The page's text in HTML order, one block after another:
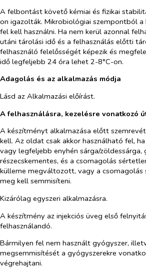
A felbontást követő kémiai és fizikai
on igazolták. Mikrobiológiai szempontból
fel kell használni. Ha nem kerül azonnal
utáni tárolási idő és a felhasználás előtti
felhasználó felelősségét képezik és
idő legfeljebb 24 óra lehet 2-8°C-on.
Adagolás és az alkalmazás módja
Lásd az Alkalmazási előírást.
A felhasználásra, kezelésre vonatkozó
A készítményt alkalmazása előtt
kell. Az oldat csak akkor használható fel,
vagy legfeljebb enyhén sárga/zöldessárga,
részecskementes, és a csomagolás
külleme megváltozott, vagy a csomagolás
meg kell semmisíteni.
Kizárólag egyszeri alkalmazásra.
A készítmény az injekciós üveg első
felhasználandó.
Bármilyen fel nem használt gyógyszer,
megsemmisítését a gyógyszerekre
végrehajtani.